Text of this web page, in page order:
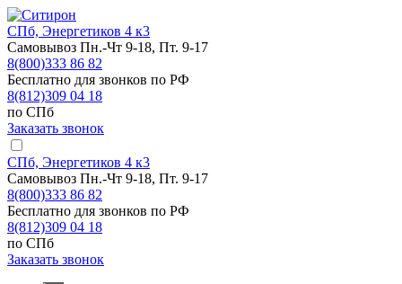
СПб, Энергетиков 4 к3
Самовывоз Пн.-Чт 9-18, Пт. 9-17
8(800)333 86 82
Бесплатно для звонков по РФ
8(812)309 04 18
по СПб
Заказать звонок
СПб, Энергетиков 4 к3
Самовывоз Пн.-Чт 9-18, Пт. 9-17
8(800)333 86 82
Бесплатно для звонков по РФ
8(812)309 04 18
по СПб
Заказать звонок